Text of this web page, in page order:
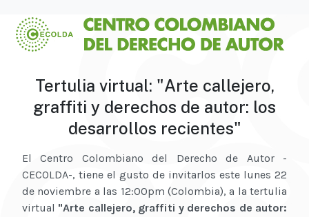
Tertulia virtual: "Arte callejero,
graffiti y derechos de autor: los
desarrollos recientes"
El Centro Colombiano del Derecho de Autor -
CECOLDA-, tiene el gusto de invitarlos este lunes 22
de noviembre a las 12:00pm (Colombia), a la tertulia
virtual "Arte callejero, graffiti y derechos de autor: